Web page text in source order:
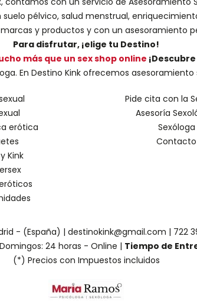
pélvico, salud menstrual,
y productos y con un asesoramiento
Para disfrutar, ¡elige tu Destino!
más que un sex shop online
En Destino Kink ofrecemos
erótica
Kink
Pide cita con la
Asesoría
Sexóloga
Contacto
- (España) | destinokink@gmail.com | 722
24 horas - Online | Tiempo de
(*) Precios con Impuestos incluidos